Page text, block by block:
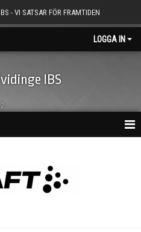
- VI SATSAR FÖR FRAMTIDEN
LOGGA IN
IBS